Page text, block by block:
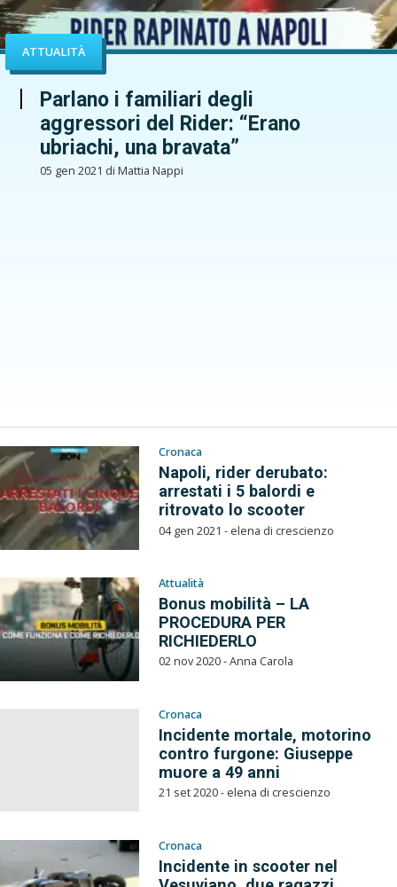
ATTUALITÀ
Parlano i familiari degli
aggressori del Rider: “Erano
ubriachi, una bravata”
05 gen 2021 di Mattia Nappi
Cronaca
Napoli, rider derubato:
arrestati i 5 balordi e
ritrovato lo scooter
04 gen 2021 - elena di crescienzo
Attualità
Bonus mobilità – LA
PROCEDURA PER
RICHIEDERLO
02 nov 2020 - Anna Carola
Cronaca
Incidente mortale, motorino
contro furgone: Giuseppe
muore a 49 anni
21 set 2020 - elena di crescienzo
Cronaca
Incidente in scooter nel